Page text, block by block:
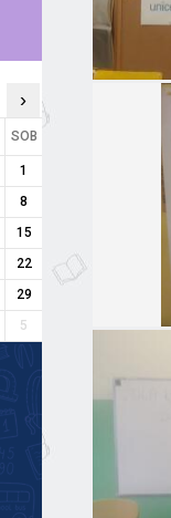
›
SOB
1
8
15
22
29
5